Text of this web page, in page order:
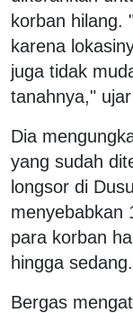
korban hilang.
karena
juga tidak
tanahnya,"
Dia
yang sudah
longsor di
menyebabkan
para korban
hingga sedang.
Bergas